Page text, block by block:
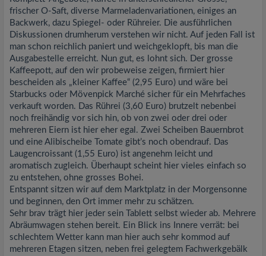
frischer O-Saft, diverse Marmeladenvariationen, einiges an
Backwerk, dazu Spiegel- oder Rühreier. Die ausführlichen
Diskussionen drumherum verstehen wir nicht. Auf jeden Fall ist
man schon reichlich paniert und weichgeklopft, bis man die
Ausgabestelle erreicht. Nun gut, es lohnt sich. Der grosse
Kaffeepott, auf den wir probeweise zeigen, firmiert hier
bescheiden als „kleiner Kaffee“ (2,95 Euro) und wäre bei
Starbucks oder Mövenpick Marché sicher für ein Mehrfaches
verkauft worden. Das Rührei (3,60 Euro) brutzelt nebenbei
noch freihändig vor sich hin, ob von zwei oder drei oder
mehreren Eiern ist hier eher egal. Zwei Scheiben Bauernbrot
und eine Alibischeibe Tomate gibt’s noch obendrauf. Das
Laugencroissant (1,55 Euro) ist angenehm leicht und
aromatisch zugleich. Überhaupt scheint hier vieles einfach so
zu entstehen, ohne grosses Bohei.
Entspannt sitzen wir auf dem Marktplatz in der Morgensonne
und beginnen, den Ort immer mehr zu schätzen.
Sehr brav trägt hier jeder sein Tablett selbst wieder ab. Mehrere
Abräumwagen stehen bereit. Ein Blick ins Innere verrät: bei
schlechtem Wetter kann man hier auch sehr kommod auf
mehreren Etagen sitzen, neben frei gelegtem Fachwerkgebälk